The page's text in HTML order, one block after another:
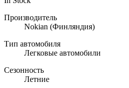
Производитель
Nokian (Финляндия)
Тип автомобиля
Легковые автомобили
Сезонность
Летние